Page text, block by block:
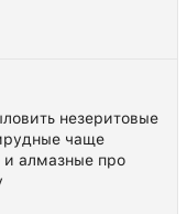
незеритовые
чаще
алмазные про